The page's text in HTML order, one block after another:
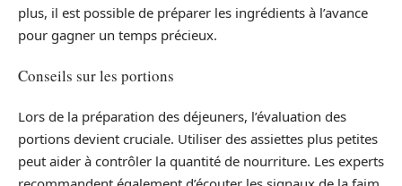
plus, il est possible de préparer les ingrédients à l’avance
pour gagner un temps précieux.
Conseils sur les portions
Lors de la préparation des déjeuners, l’évaluation des
portions devient cruciale. Utiliser des assiettes plus petites
peut aider à contrôler la quantité de nourriture. Les experts